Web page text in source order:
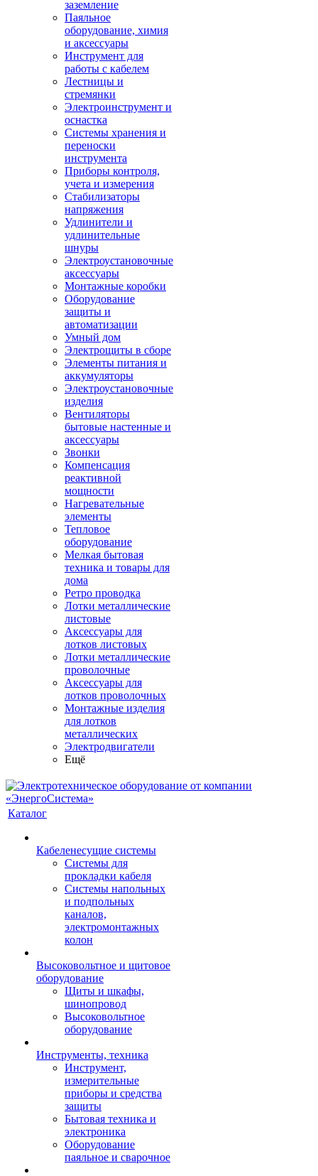
заземление
Паяльное
оборудование, химия
и аксессуары
Инструмент для
работы с кабелем
Лестницы и
стремянки
Электроинструмент и
оснастка
Системы хранения и
переноски
инструмента
Приборы контроля,
учета и измерения
Стабилизаторы
напряжения
Удлинители и
удлинительные
шнуры
Электроустановочные
аксессуары
Монтажные коробки
Оборудование
защиты и
автоматизации
Умный дом
Электрощиты в сборе
Элементы питания и
аккумуляторы
Электроустановочные
изделия
Вентиляторы
бытовые настенные и
аксессуары
Звонки
Компенсация
реактивной
мощности
Нагревательные
элементы
Тепловое
оборудование
Мелкая бытовая
техника и товары для
дома
Ретро проводка
Лотки металлические
листовые
Аксессуары для
лотков листовых
Лотки металлические
проволочные
Аксессуары для
лотков проволочных
Монтажные изделия
для лотков
металлических
Электродвигатели
Ещё
Каталог
Кабеленесущие системы
Системы для
прокладки кабеля
Системы напольных
и подпольных
каналов,
электромонтажных
колон
Высоковольтное и щитовое
оборудование
Щиты и шкафы,
шинопровод
Высоковольтное
оборудование
Инструменты, техника
Инструмент,
измерительные
приборы и средства
защиты
Бытовая техника и
электроника
Оборудование
паяльное и сварочное